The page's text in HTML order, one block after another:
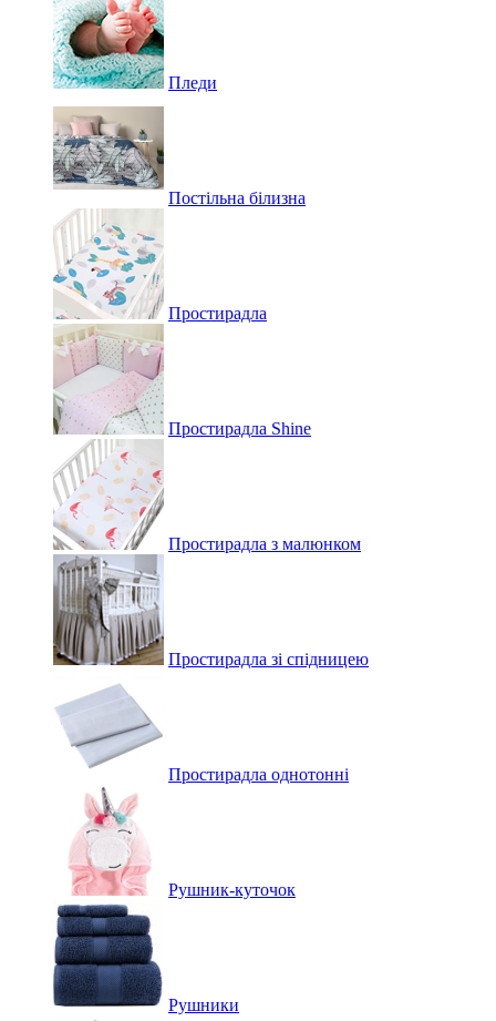
Пледи
Постільна білизна
Простирадла
Простирадла Shine
Простирадла з малюнком
Простирадла зі спідницею
Простирадла однотонні
Рушник-куточок
Рушники